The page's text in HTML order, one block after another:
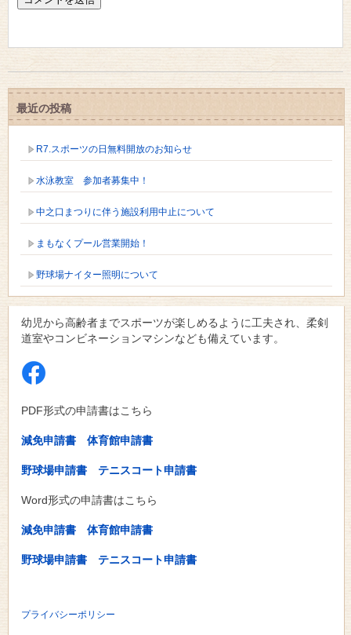
最近の投稿
R7.スポーツの日無料開放のお知らせ
水泳教室 参加者募集中！
中之口まつりに伴う施設利用中止について
まもなくプール営業開始！
野球場ナイター照明について
幼児から高齢者までスポーツが楽しめるように工夫され、柔剣
道室やコンビネーションマシンなども備えています。
PDF形式の申請書はこちら
減免申請書 体育館申請書
野球場申請書 テニスコート申請書
Word形式の申請書はこちら
減免申請書 体育館申請書
野球場申請書 テニスコート申請書
プライバシーポリシー